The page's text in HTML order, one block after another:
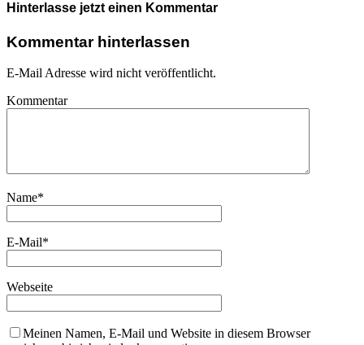
Hinterlasse jetzt einen Kommentar
Kommentar hinterlassen
E-Mail Adresse wird nicht veröffentlicht.
Kommentar
Name*
E-Mail*
Webseite
Meinen Namen, E-Mail und Website in diesem Browser